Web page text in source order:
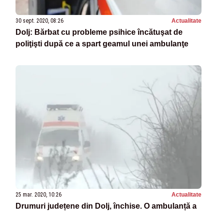
30 sept. 2020, 08:26 Actualitate
Dolj: Bărbat cu probleme psihice încătuşat de
poliţişti după ce a spart geamul unei ambulanţe
25 mar. 2020, 10:26 Actualitate
Drumuri județene din Dolj, închise. O ambulanță a